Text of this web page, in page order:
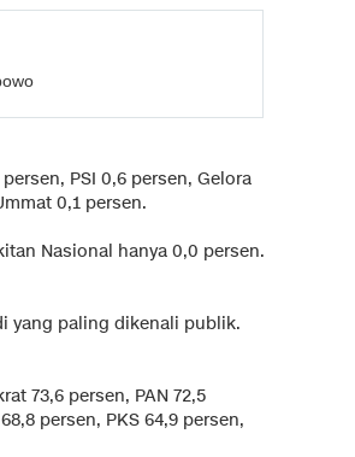
PSI 0,6 persen, Gelora
0,1 persen.
Nasional hanya 0,0 persen.
yang paling dikenali publik.
73,6 persen, PAN 72,5
persen, PKS 64,9 persen,